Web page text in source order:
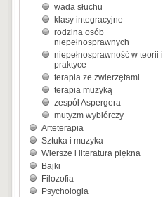
wada słuchu
klasy integracyjne
rodzina osób
niepełnosprawnych
niepełnosprawność w teorii i
praktyce
terapia ze zwierzętami
terapia muzyką
zespół Aspergera
mutyzm wybiórczy
Arteterapia
Sztuka i muzyka
Wiersze i literatura piękna
Bajki
Filozofia
Psychologia